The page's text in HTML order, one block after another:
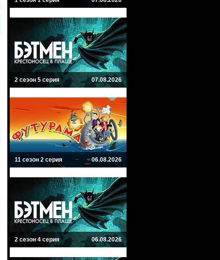
2 сезон 5 серия 07.08.2026
11 сезон 2 серия 06.08.2026
2 сезон 4 серия 06.08.2026